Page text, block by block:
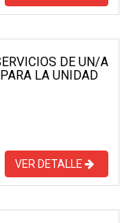
DE UN/A
LA UNIDAD
VER DETALLE